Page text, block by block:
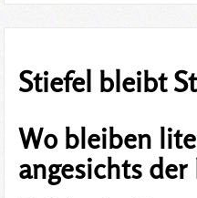
Stiefel bleibt
Wo bleiben
angesichts